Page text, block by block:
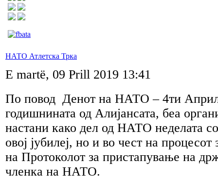
НАТО Атлетска Трка
E martë, 09 Prill 2019 13:41
По повод Денот на НАТО – 4ти
годишнината од Алијансата, беа
настани како дел од НАТО неделата
овој јубилеј, но и во чест на процесот
на Протоколот за пристапување на
членка на НАТО.